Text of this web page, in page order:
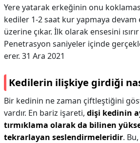
Yere yatarak erkeğinin onu
kediler 1-2 saat kur yapmaya devam
üzerine çıkar. İlk olarak ensesini
Penetrasyon saniyeler içinde
erer. 31 Ara 2021
Kedilerin ilişkiye girdiği
Bir kedinin ne zaman çiftleştiğini
vardır. En bariz işareti, dişi kedinin
tırmıklama olarak da bilinen
tekrarlayan seslendirmeleridir.